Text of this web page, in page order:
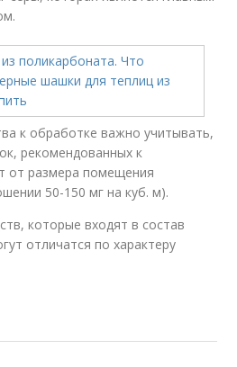
к обработке важно учитывать,
рекомендованных к
от размера помещения
50-150 мг на куб. м).
которые входят в состав
отличатся по характеру